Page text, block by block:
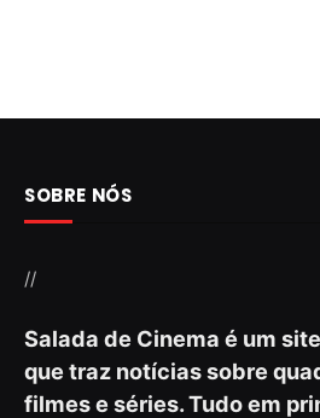
SOBRE NÓS
//
Salada de Cinema é um
que traz notícias sobre
filmes e séries. Tudo em